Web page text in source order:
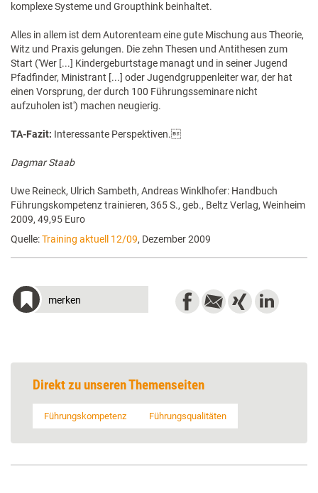
komplexe Systeme und Groupthink beinhaltet.
Alles in allem ist dem Autorenteam eine gute Mischung aus Theorie,
Witz und Praxis gelungen. Die zehn Thesen und Antithesen zum
Start ('Wer [...] Kindergeburtstage managt und in seiner Jugend
Pfadfinder, Ministrant [...] oder Jugendgruppenleiter war, der hat
einen Vorsprung, der durch 100 Führungsseminare nicht
aufzuholen ist') machen neugierig.
TA-Fazit: Interessante Perspektiven.
Dagmar Staab
Uwe Reineck, Ulrich Sambeth, Andreas Winklhofer: Handbuch
Führungskompetenz trainieren, 365 S., geb., Beltz Verlag, Weinheim
2009, 49,95 Euro
Quelle:Training aktuell 12/09, Dezember 2009
merken
Direkt zu unseren Themenseiten
Führungskompetenz Führungsqualitäten